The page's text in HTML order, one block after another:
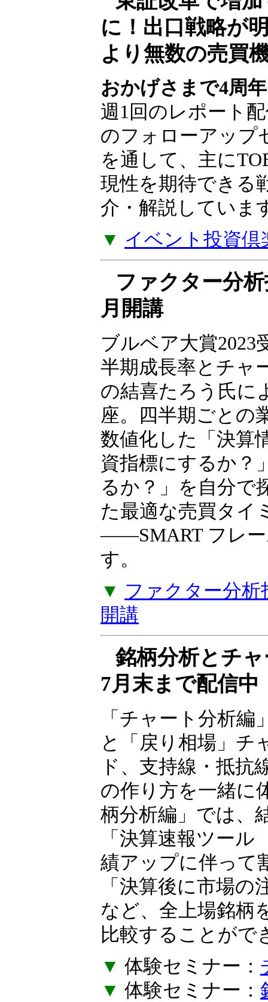
東証改革で増加
に！出口戦略が
より無数の売買
おかげさまで4周年
週1回のレポート
のフォローアップ
を通して、主に
現性を期待できる
介・解説していま
▼ イベント投資倶
ファクター分析
月開講
ブルベア大賞2023
半期成長率とチャ
の結喜たろう氏に
座。四半期ごとの
数値化した「決算
資指標にするか？
るか？」を自分で
た最適な売買タイ
――SMART フレー
す。
▼ ファクター分析
開講
銘柄分析とチ
7月末まで配信中
「チャート分析編
と「戻り相場」チ
ド、支持線・抵抗
の作り方を一緒に
柄分析編」では
「決算速報ツー
績アップに伴っ
「決算後に市場の
など、全上場銘柄
比較することがで
▼ 体験セミナー：